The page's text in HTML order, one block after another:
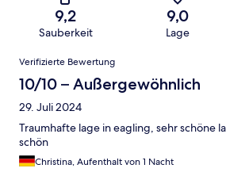
9,2
Sauberkeit
9,0
Lage
Bewertungen
Verifizierte Bewertung
10/10 – Außergewöhnlich
29. Juli 2024
Traumhafte lage in eagling, sehr schöne
schön
Christina, Aufenthalt von 1 Nacht